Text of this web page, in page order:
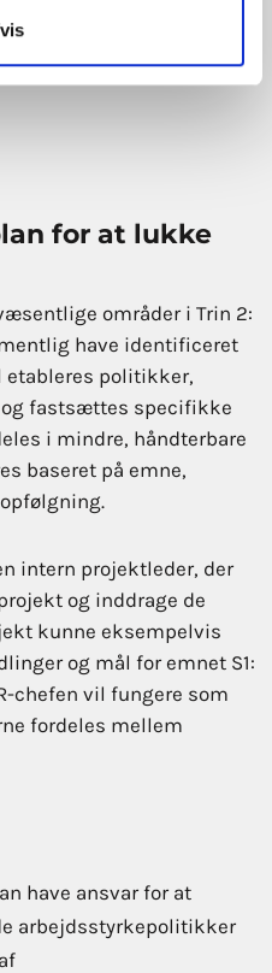
mellem
for at lukke
områder i Trin 2:
have identificeret
etableres politikker,
fastsættes specifikke
i mindre, håndterbare
baseret på emne,
intern projektleder, der
og inddrage de
kunne eksempelvis
og mål for emnet S1:
chefen vil fungere som
fordeles mellem
have ansvar for at
arbejdsstyrkepolitikker